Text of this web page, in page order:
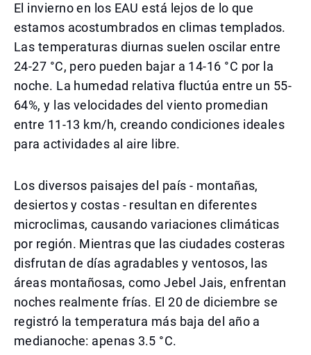
El invierno en los EAU está lejos de lo que
estamos acostumbrados en climas templados.
Las temperaturas diurnas suelen oscilar entre
24-27 °C, pero pueden bajar a 14-16 °C por la
noche. La humedad relativa fluctúa entre un 55-
64%, y las velocidades del viento promedian
entre 11-13 km/h, creando condiciones ideales
para actividades al aire libre.
Los diversos paisajes del país - montañas,
desiertos y costas - resultan en diferentes
microclimas, causando variaciones climáticas
por región. Mientras que las ciudades costeras
disfrutan de días agradables y ventosos, las
áreas montañosas, como Jebel Jais, enfrentan
noches realmente frías. El 20 de diciembre se
registró la temperatura más baja del año a
medianoche: apenas 3.5 °C.